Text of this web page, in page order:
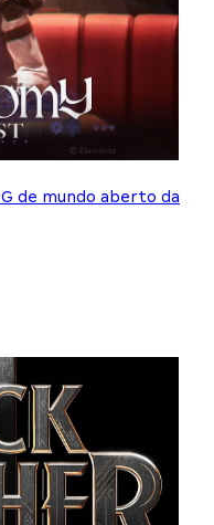
de mundo aberto da